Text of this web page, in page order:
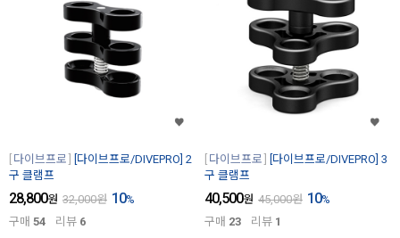
다이브프로
[다이브프로/DIVEPRO] 2
구 클램프
28,800원 32,000원 10%
구매 54 리뷰 6
다이브프로
[다이브프로/DIVEPRO] 3
구 클램프
40,500원 45,000원 10%
구매 23 리뷰 1